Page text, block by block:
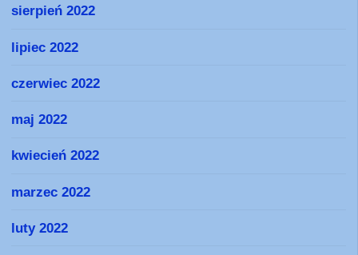
sierpień 2022
lipiec 2022
czerwiec 2022
maj 2022
kwiecień 2022
marzec 2022
luty 2022